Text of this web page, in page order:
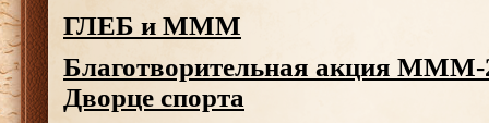
ГЛЕБ и МММ
Благотворительная акция МММ-
Дворце спорта